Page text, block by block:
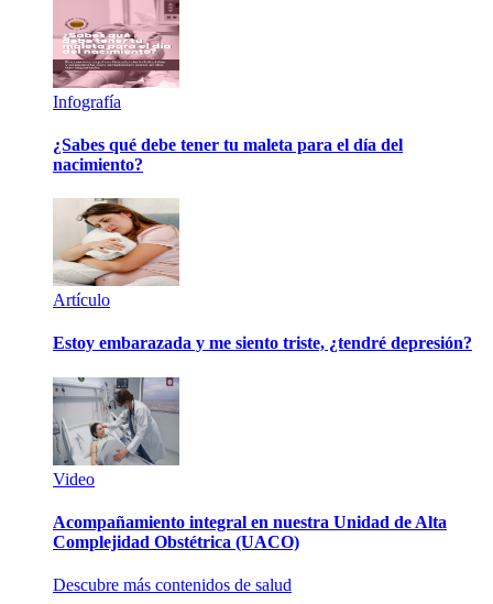
Infografía
¿Sabes qué debe tener tu maleta para el día del
nacimiento?
Artículo
Estoy embarazada y me siento triste, ¿tendré depresión?
Video
Acompañamiento integral en nuestra Unidad de Alta
Complejidad Obstétrica (UACO)
Descubre más contenidos de salud